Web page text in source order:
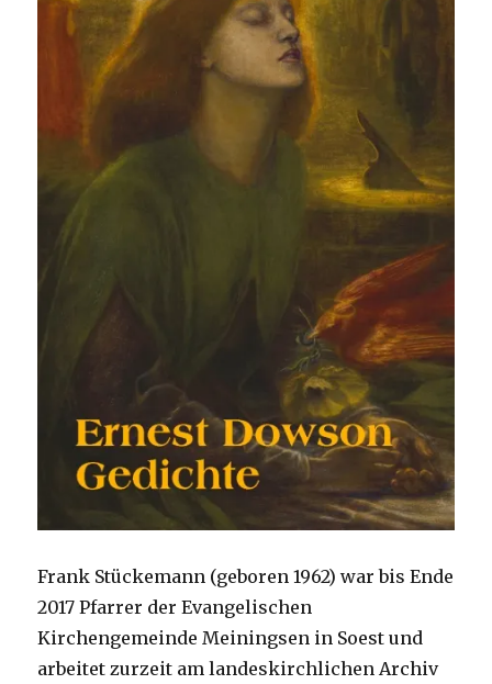
Frank Stückemann (geboren 1962) war bis Ende
2017 Pfarrer der Evangelischen
Kirchengemeinde Meiningsen in Soest und
arbeitet zurzeit am landeskirchlichen Archiv